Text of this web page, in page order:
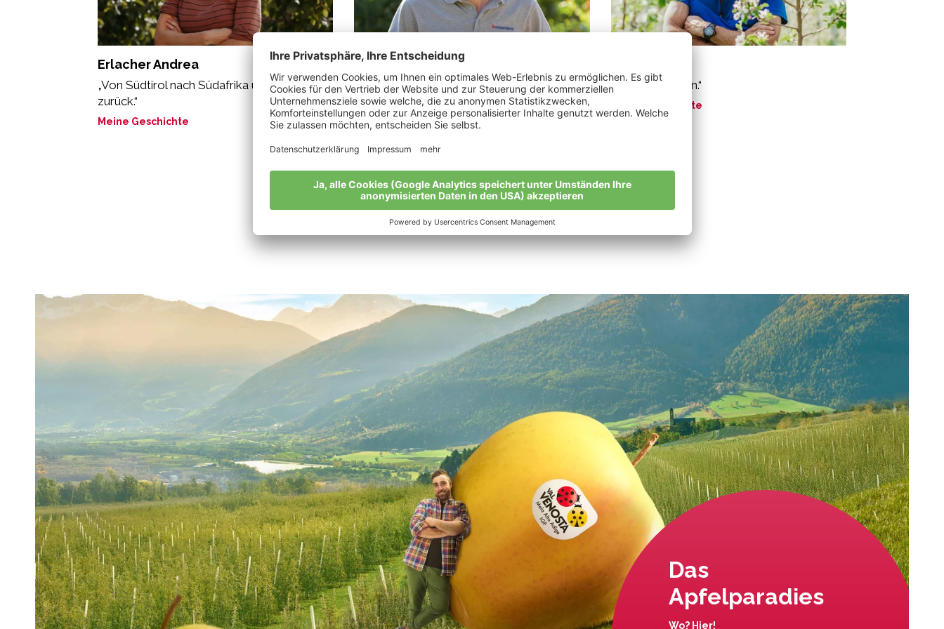
Erlacher Andrea
„Von Südtirol nach Südafrika und wieder
zurück.“
Meine Geschichte
Kiem Ulrich
„Bio bringt einen doppelten Vorteil: es
wertet Mensch und Natur auf. “
Meine Geschichte
„Vater und Sohn.“
Meine Geschichte
Alle Bio-Bauern im Überblick
Das
Apfelparadies
Wo? Hier!